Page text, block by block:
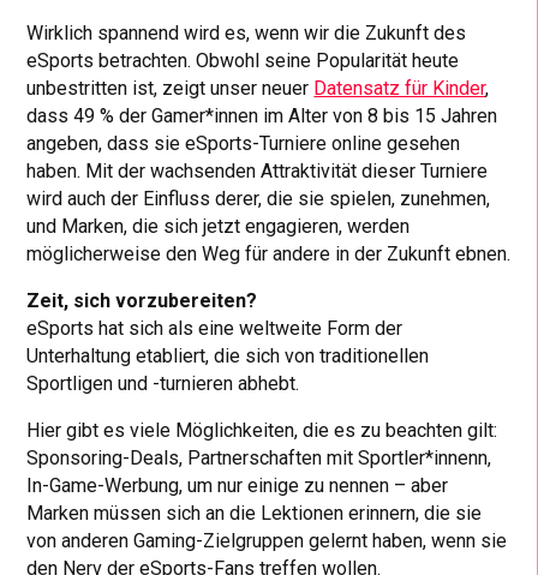
Wirklich spannend wird es, wenn wir die Zukunft des
eSports betrachten. Obwohl seine Popularität heute
unbestritten ist, zeigt unser neuer Datensatz für Kinder,
dass 49 % der Gamer*innen im Alter von 8 bis 15 Jahren
angeben, dass sie eSports-Turniere online gesehen
haben. Mit der wachsenden Attraktivität dieser Turniere
wird auch der Einfluss derer, die sie spielen, zunehmen,
und Marken, die sich jetzt engagieren, werden
möglicherweise den Weg für andere in der Zukunft ebnen.
Zeit, sich vorzubereiten?
eSports hat sich als eine weltweite Form der
Unterhaltung etabliert, die sich von traditionellen
Sportligen und -turnieren abhebt.
Hier gibt es viele Möglichkeiten, die es zu beachten gilt:
Sponsoring-Deals, Partnerschaften mit Sportler*innenn,
In-Game-Werbung, um nur einige zu nennen – aber
Marken müssen sich an die Lektionen erinnern, die sie
von anderen Gaming-Zielgruppen gelernt haben, wenn sie
den Nerv der eSports-Fans treffen wollen.